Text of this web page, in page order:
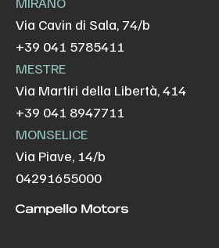
Via Cavin di Sala, 74/b
+39 041 5785411
MESTRE
Via Martiri della Libertà, 414
+39 041 8947711
MONSELICE
Via Piave, 14/b
04291655000